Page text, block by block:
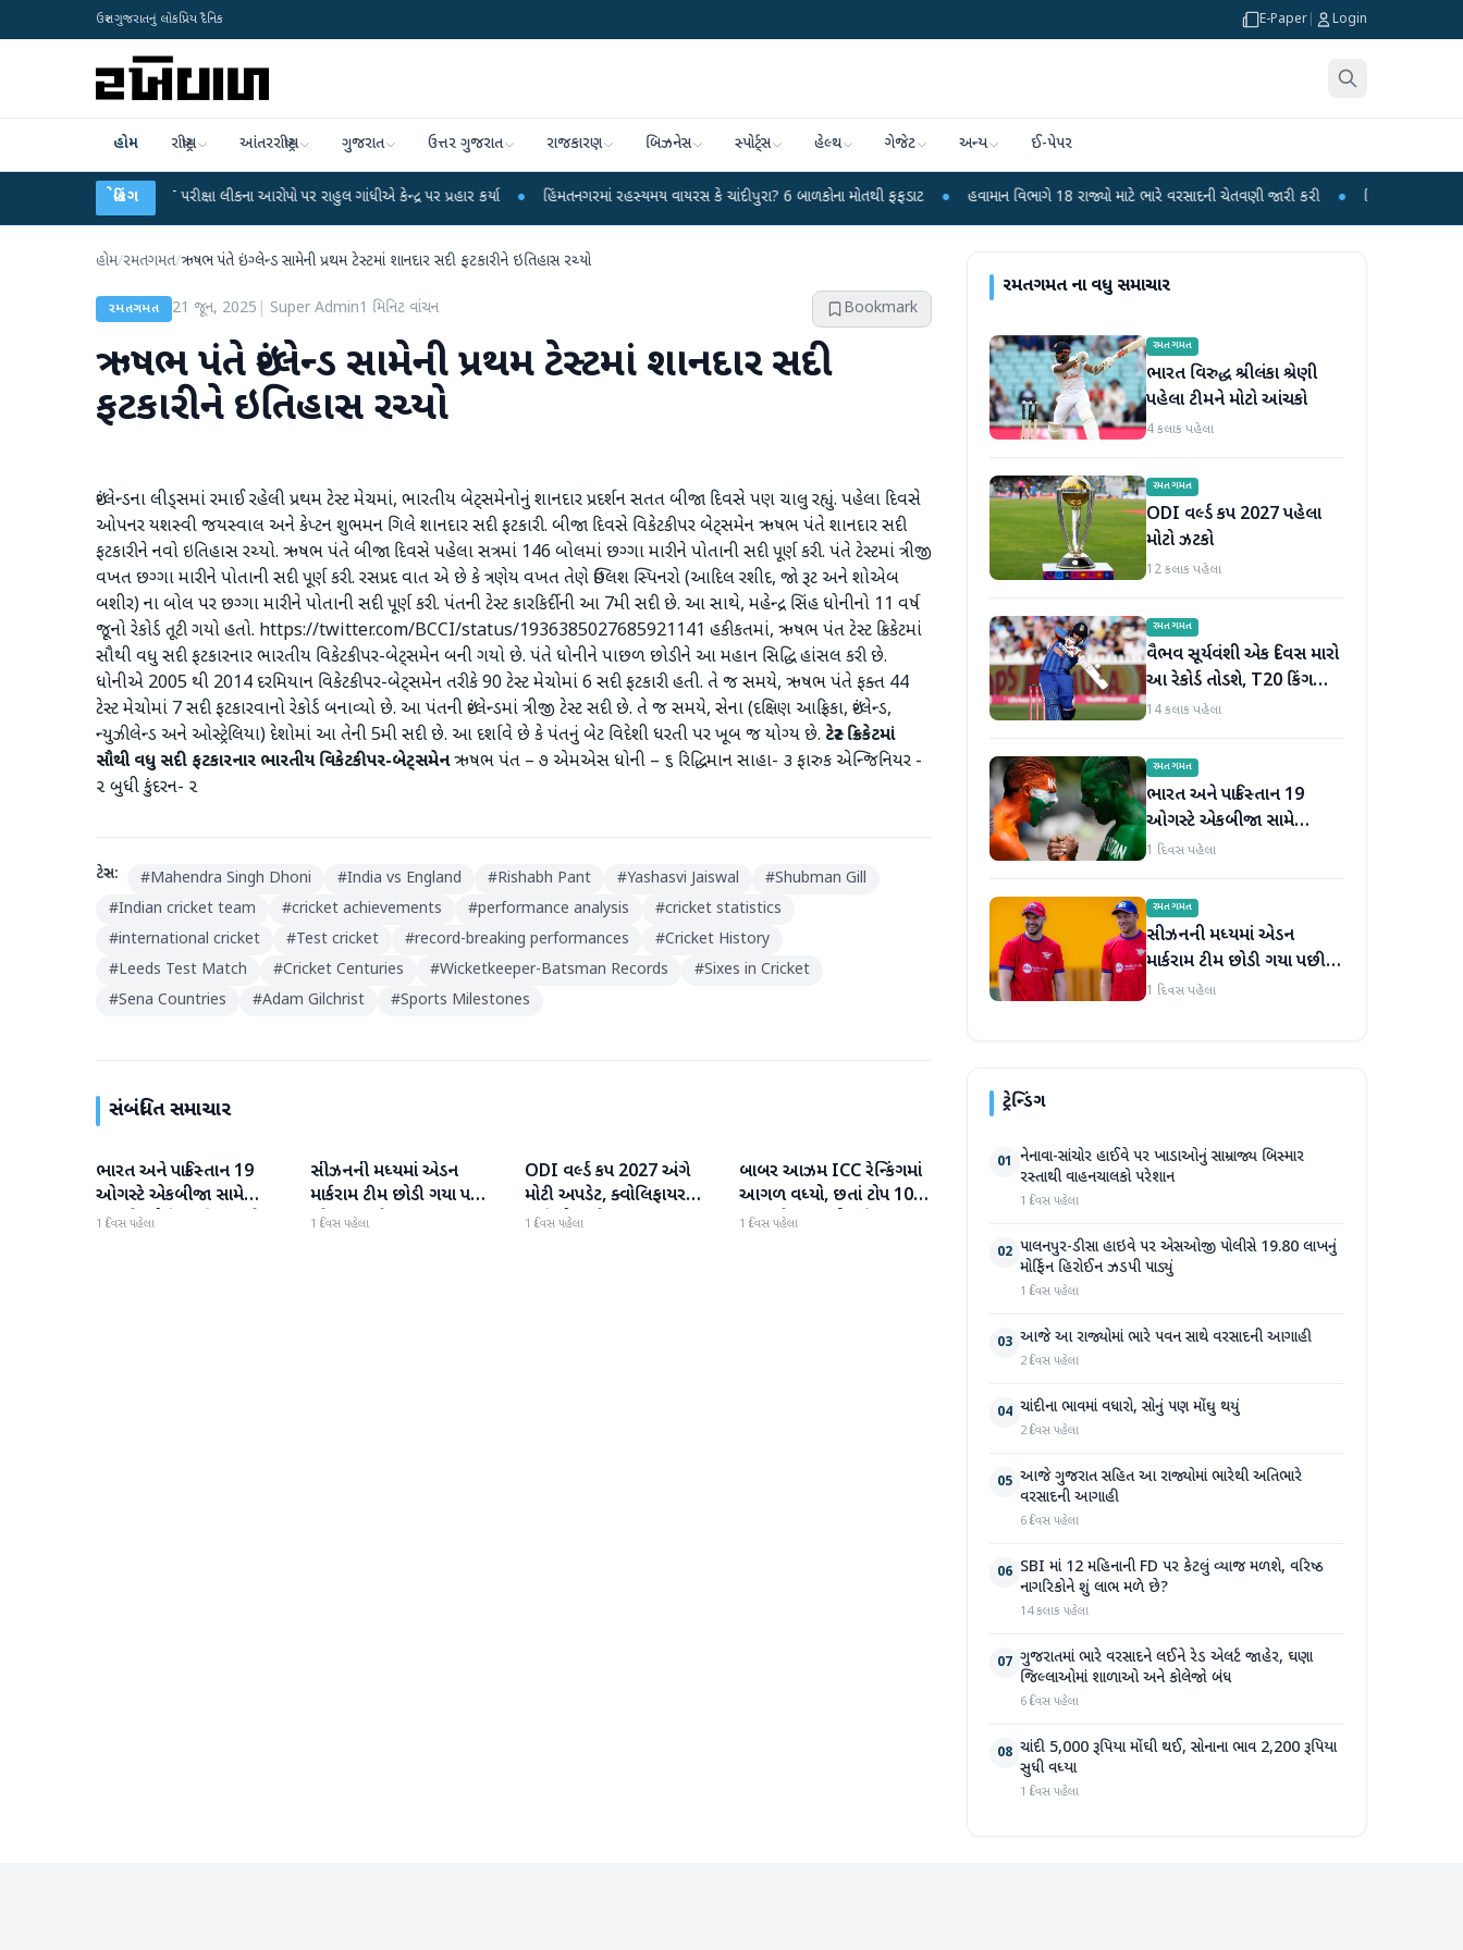
ઉત્તર ગુજરાતનું લોકપ્રિય દૈનિક E-Paper Login
હોમ રાષ્ટ્રીય આંતરરાષ્ટ્રીય ગુજરાત ઉત્તર ગુજરાત રાજકારણ બિઝનેસ સ્પોર્ટ્સ હેલ્થ ગેજેટ અન્ય ઈ-પેપર
બ્રેકિંગ
UGC-NET પરીક્ષા લીકના આરોપો પર રાહુલ ગાંધીએ કેન્દ્ર પર પ્રહાર કર્યા ● હિંમતનગરમાં રહસ્યમય વાયરસ કે ચાંદીપુરા? 6 બાળકોના મોતથી ફફડાટ ● હવામાન વિભાગે 18 રાજ્યો માટે ભારે વરસાદની ચેતવણી જારી કરી ● સિદ્ધપુરથી બોમ્બ બનાવવાની
હોમ/રમતગમત/ઋષભ પંતે ઇંગ્લેન્ડ સામેની પ્રથમ ટેસ્ટમાં શાનદાર સદી ફટકારીને ઇતિહાસ રચ્યો
રમતગમત 21 જૂન, 2025 Super Admin1 મિનિટ વાંચન Bookmark
ઋષભ પંતે ઇંગ્લેન્ડ સામેની પ્રથમ ટેસ્ટમાં શાનદાર સદી
ફટકારીને ઇતિહાસ રચ્યો
ઇંગ્લેન્ડના લીડ્સમાં રમાઈ રહેલી પ્રથમ ટેસ્ટ મેચમાં, ભારતીય બેટ્સમેનોનું શાનદાર પ્રદર્શન સતત બીજા દિવસે પણ ચાલુ રહ્યું. પહેલા દિવસે
ઓપનર યશસ્વી જયસ્વાલ અને કેપ્ટન શુભમન ગિલે શાનદાર સદી ફટકારી. બીજા દિવસે વિકેટકીપર બેટ્સમેન ઋષભ પંતે શાનદાર સદી
ફટકારીને નવો ઇતિહાસ રચ્યો. ઋષભ પંતે બીજા દિવસે પહેલા સત્રમાં 146 બોલમાં છગ્ગા મારીને પોતાની સદી પૂર્ણ કરી. પંતે ટેસ્ટમાં ત્રીજી
વખત છગ્ગા મારીને પોતાની સદી પૂર્ણ કરી. રસપ્રદ વાત એ છે કે ત્રણેય વખત તેણે ઇંગ્લિશ સ્પિનરો (આદિલ રશીદ, જો રૂટ અને શોએબ
બશીર) ના બોલ પર છગ્ગા મારીને પોતાની સદી પૂર્ણ કરી. પંતની ટેસ્ટ કારકિર્દીની આ 7મી સદી છે. આ સાથે, મહેન્દ્ર સિંહ ધોનીનો 11 વર્ષ
જૂનો રેકોર્ડ તૂટી ગયો હતો. https://twitter.com/BCCI/status/1936385027685921141 હકીકતમાં, ઋષભ પંત ટેસ્ટ ક્રિકેટમાં
સૌથી વધુ સદી ફટકારનાર ભારતીય વિકેટકીપર-બેટ્સમેન બની ગયો છે. પંતે ધોનીને પાછળ છોડીને આ મહાન સિદ્ધિ હાંસલ કરી છે.
ધોનીએ 2005 થી 2014 દરમિયાન વિકેટકીપર-બેટ્સમેન તરીકે 90 ટેસ્ટ મેચોમાં 6 સદી ફટકારી હતી. તે જ સમયે, ઋષભ પંતે ફક્ત 44
ટેસ્ટ મેચોમાં 7 સદી ફટકારવાનો રેકોર્ડ બનાવ્યો છે. આ પંતની ઇંગ્લેન્ડમાં ત્રીજી ટેસ્ટ સદી છે. તે જ સમયે, સેના (દક્ષિણ આફ્રિકા, ઇંગ્લેન્ડ,
ન્યુઝીલેન્ડ અને ઓસ્ટ્રેલિયા) દેશોમાં આ તેની 5મી સદી છે. આ દર્શાવે છે કે પંતનું બેટ વિદેશી ધરતી પર ખૂબ જ યોગ્ય છે. ટેસ્ટ ક્રિકેટમાં
સૌથી વધુ સદી ફટકારનાર ભારતીય વિકેટકીપર-બેટ્સમેનઋષભ પંત – ૭ એમએસ ધોની – ૬ રિદ્ધિમાન સાહા- ૩ ફારુક એન્જિનિયર -
૨ બુધી કુંદરન- ૨
ટેગ્સ: #Mahendra Singh Dhoni #India vs England #Rishabh Pant #Yashasvi Jaiswal #Shubman Gill
#Indian cricket team #cricket achievements #performance analysis #cricket statistics
#international cricket #Test cricket #record-breaking performances #Cricket History
#Leeds Test Match #Cricket Centuries #Wicketkeeper-Batsman Records #Sixes in Cricket
#Sena Countries #Adam Gilchrist #Sports Milestones
સંબંધિત સમાચાર
રમતગમત
ભારત અને પાકિસ્તાન 19
ઓગસ્ટે એકબીજા સામે
ટકરાશે, હોકી વર્લ્ડ કપ માટે
1 દિવસ પહેલા
રમતગમત
સીઝનની મધ્યમાં એડન
માર્કરામ ટીમ છોડી ગયા પછી
જોસ બટલરે સુપર જાયન્ટ્સ
1 દિવસ પહેલા
રમતગમત
ODI વર્લ્ડ કપ 2027 અંગે
મોટી અપડેટ, ક્વોલિફાયર
તારીખો જાહેર
1 દિવસ પહેલા
રમતગમત
બાબર આઝમ ICC રેન્કિંગમાં
આગળ વધ્યો, છતાં ટોપ 10માં
સ્થાન મેળવવાથી વંચિત
1 દિવસ પહેલા
રમતગમતના વધુ સમાચાર
રમતગમત
ભારત વિરુદ્ધ શ્રીલંકા શ્રેણી
પહેલા ટીમને મોટો આંચકો
4 કલાક પહેલા
રમતગમત
ODI વર્લ્ડ કપ 2027 પહેલા
મોટો ઝટકો
12 કલાક પહેલા
રમતગમત
વૈભવ સૂર્યવંશી એક દિવસ મારો
આ રેકોર્ડ તોડશે, T20 કિંગ
બન્યા પછી જોસ બટલરની
14 કલાક પહેલા
રમતગમત
ભારત અને પાકિસ્તાન 19
ઓગસ્ટે એકબીજા સામે
ટકરાશે, હોકી વર્લ્ડ કપ માટે
1 દિવસ પહેલા
રમતગમત
સીઝનની મધ્યમાં એડન
માર્કરામ ટીમ છોડી ગયા પછી
જોસ બટલરે સુપર જાયન્ટ્સ
1 દિવસ પહેલા
ટ્રેન્ડિંગ
01 નેનાવા-સાંચોર હાઈવે પર ખાડાઓનું સામ્રાજ્ય બિસ્માર
રસ્તાથી વાહનચાલકો પરેશાન
1 દિવસ પહેલા
02 પાલનપુર-ડીસા હાઇવે પર એસઓજી પોલીસે 19.80 લાખનું
મોર્ફિન હિરોઈન ઝડપી પાડ્યું
1 દિવસ પહેલા
03 આજે આ રાજ્યોમાં ભારે પવન સાથે વરસાદની આગાહી
2 દિવસ પહેલા
04 ચાંદીના ભાવમાં વધારો, સોનું પણ મોંઘુ થયું
2 દિવસ પહેલા
05 આજે ગુજરાત સહિત આ રાજ્યોમાં ભારેથી અતિભારે
વરસાદની આગાહી
6 દિવસ પહેલા
06 SBI માં 12 મહિનાની FD પર કેટલું વ્યાજ મળશે, વરિષ્ઠ
નાગરિકોને શું લાભ મળે છે?
14 કલાક પહેલા
07 ગુજરાતમાં ભારે વરસાદને લઈને રેડ એલર્ટ જાહેર, ઘણા
જિલ્લાઓમાં શાળાઓ અને કોલેજો બંધ
6 દિવસ પહેલા
08 ચાંદી 5,000 રૂપિયા મોંઘી થઈ, સોનાના ભાવ 2,200 રૂપિયા
સુધી વધ્યા
1 દિવસ પહેલા